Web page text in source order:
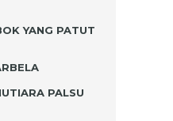
YANG PATUT
PALSU